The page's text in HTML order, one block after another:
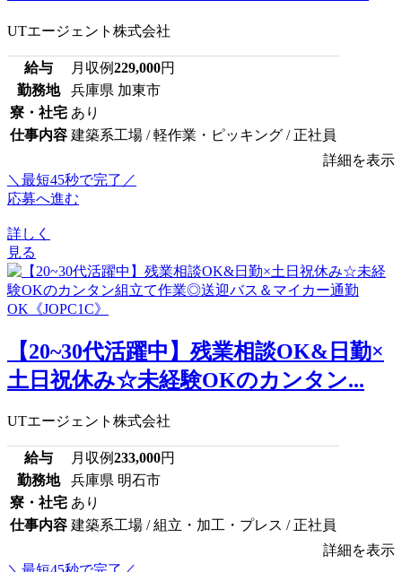
UTエージェント株式会社
給与 月収例229,000円
勤務地
兵庫県 加東市
寮・社宅 あり
仕事内容 建築系工場 / 軽作業・ピッキング / 正社員
詳細を表示
＼最短45秒で完了／
応募へ進む
詳しく
見る
【20~30代活躍中】残業相談OK&日勤×
土日祝休み☆未経験OKのカンタン...
UTエージェント株式会社
給与 月収例233,000円
勤務地
兵庫県 明石市
寮・社宅 あり
仕事内容 建築系工場 / 組立・加工・プレス / 正社員
詳細を表示